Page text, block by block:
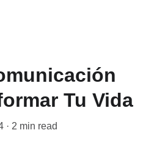
Tu Vida
2 min read